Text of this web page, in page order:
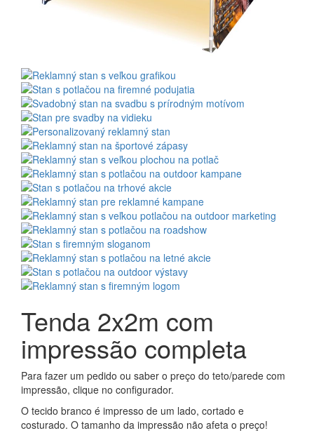
Tenda 2x2m com
impressão completa
Para fazer um pedido ou saber o preço do teto/parede com
impressão, clique no configurador.
O tecido branco é impresso de um lado, cortado e
costurado. O tamanho da impressão não afeta o preço!